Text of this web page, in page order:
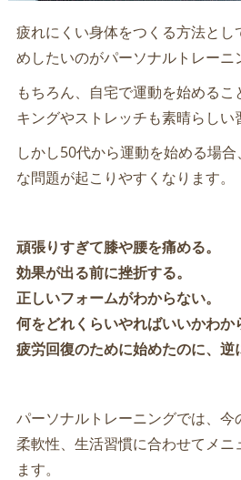
疲れにくい身体をつくる方法とし
めしたいのがパーソナルトレーニ
もちろん、自宅で運動を始める
キングやストレッチも素晴らしい
しかし50代から運動を始める場
な問題が起こりやすくなります。
頑張りすぎて膝や腰を痛める。
効果が出る前に挫折する。
正しいフォームがわからない。
何をどれくらいやればいいかわか
疲労回復のために始めたのに、逆
パーソナルトレーニングでは、今
柔軟性、生活習慣に合わせてメニ
ます。